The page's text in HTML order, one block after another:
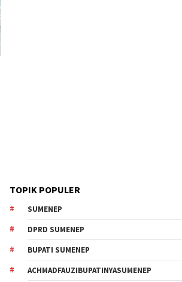
TOPIK POPULER
SUMENEP
DPRD SUMENEP
BUPATI SUMENEP
ACHMADFAUZIBUPATINYASUMENEP